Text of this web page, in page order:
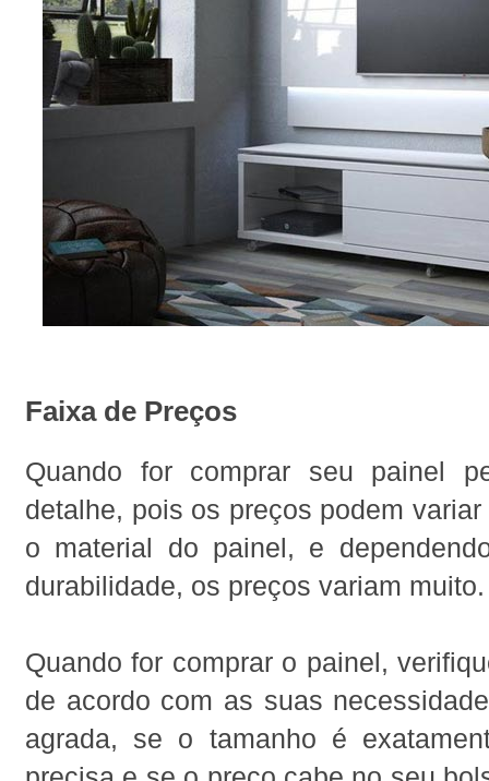
Faixa de Preços
Quando for comprar seu painel
detalhe, pois os preços podem
o material do painel, e
durabilidade, os preços variam muito.
Quando for comprar o painel,
de acordo com as suas
agrada, se o tamanho é